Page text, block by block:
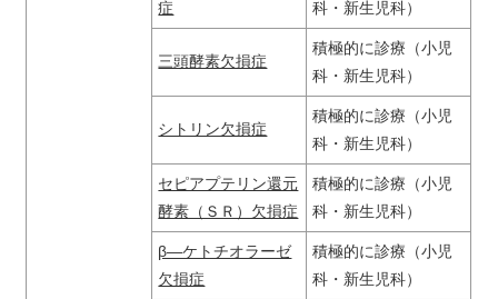
症
科・新生児科）
三頭酵素欠損症
積極的に診療（小児
科・新生児科）
シトリン欠損症
積極的に診療（小児
科・新生児科）
セピアプテリン還元
酵素（ＳＲ）欠損症
積極的に診療（小児
科・新生児科）
β―ケトチオラーゼ
欠損症
積極的に診療（小児
科・新生児科）